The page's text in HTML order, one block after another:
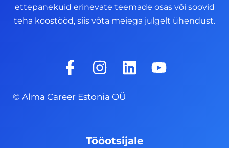
ettepanekuid erinevate teemade osas või soovid
teha koostööd, siis võta meiega julgelt ühendust.
F
a
c
e
I
n
s
t
g
L
i
d
Y
o
© Alma Career Estonia OÜ
Tööotsijale